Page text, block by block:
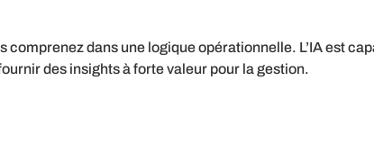
dans une logique opérationnelle. L’IA est
des insights à forte valeur pour la gestion.